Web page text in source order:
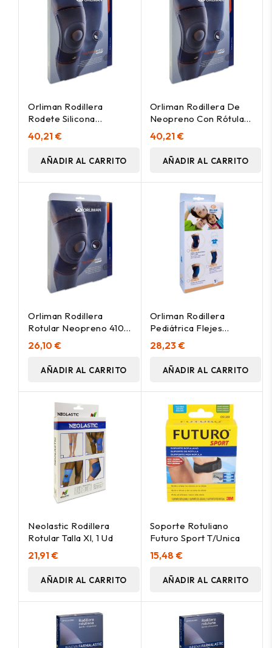
Orliman Rodillera
Rodete Silicona
Estabilizadores
Laterales 4105 Talla 6, 1
Unidad
40,21 €
AÑADIR AL CARRITO
Orliman Rodillera De
Neopreno Con Rótula
Abierta Y
Estabilizadores
Laterales Ref. 4105
Talla 2, 1 Ud
40,21 €
AÑADIR AL CARRITO
Orliman Rodillera
Rotular Neopreno 4101
Talla 5 41-44, 1 Unidad
26,10 €
AÑADIR AL CARRITO
Orliman Rodillera
Pediátrica Flejes
Op1181 Talla 2 26-32, 1
Unidad
28,23 €
AÑADIR AL CARRITO
Neolastic Rodillera
Rotular Talla Xl, 1 Ud
21,91 €
AÑADIR AL CARRITO
Soporte Rotuliano
Futuro Sport T/Unica
15,48 €
AÑADIR AL CARRITO